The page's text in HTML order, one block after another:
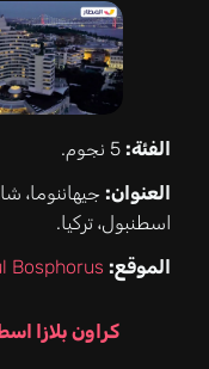
الفئة:
العنوان:
اسطنبول، تركيا.
الموقع: Bosphorus
كراون بلازا